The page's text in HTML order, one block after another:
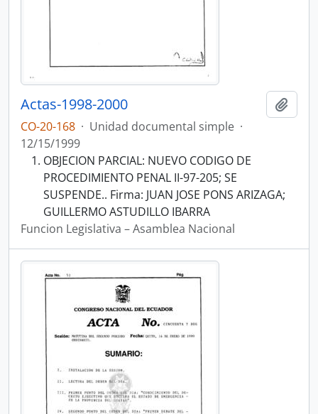
Actas-1998-2000
CO-20-168 · Unidad documental simple ·
12/15/1999
OBJECION PARCIAL: NUEVO CODIGO DE
PROCEDIMIENTO PENAL II-97-205; SE
SUSPENDE.. Firma: JUAN JOSE PONS ARIZAGA;
GUILLERMO ASTUDILLO IBARRA
Funcion Legislativa – Asamblea Nacional